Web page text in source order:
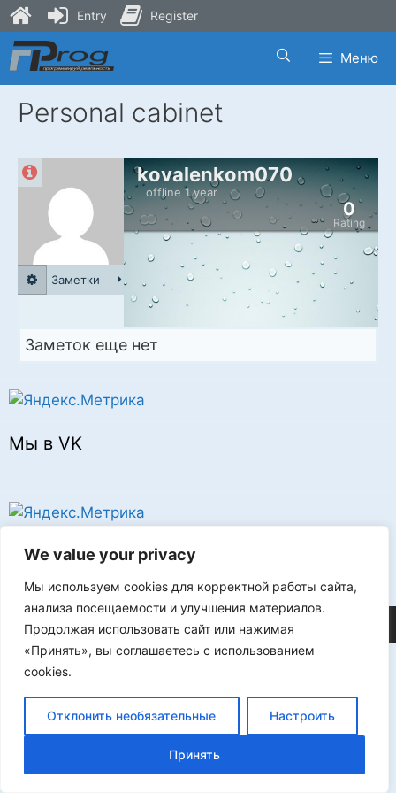
We value your privacy
Мы используем cookies для корректной работы сайта,
анализа посещаемости и улучшения материалов.
Продолжая использовать сайт или нажимая
«Принять», вы соглашаетесь с использованием
cookies.
Отклонить необязательные Настроить
Принять
Skip
to
content
Меню
Personal cabinet
kovalenkom070
offline 1 year
Rating
0
Заметки
Заметок еще нет
Мы в VK
Реклама
©2026 FLProg
Entry Register